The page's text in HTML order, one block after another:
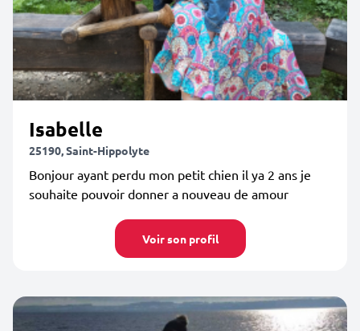
Isabelle
25190, Saint-Hippolyte
Bonjour ayant perdu mon petit chien il ya 2 ans je
souhaite pouvoir donner a nouveau de amour
Voir son profil